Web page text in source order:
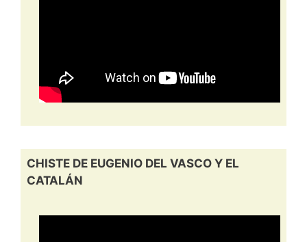
CHISTE DE EUGENIO DEL VASCO Y EL
CATALÁN